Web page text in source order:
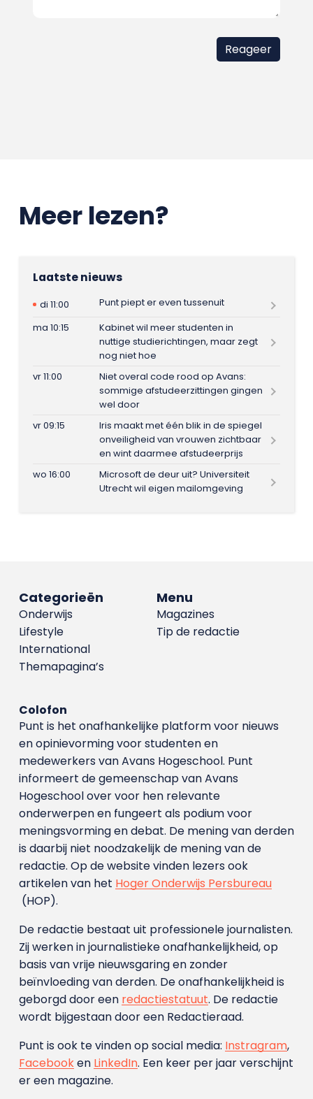
Meer lezen?
Laatste nieuws
di 11:00
Punt piept er even tussenuit
ma 10:15
Kabinet wil meer studenten in
nuttige studierichtingen, maar zegt
nog niet hoe
vr 11:00
Niet overal code rood op Avans:
sommige afstudeerzittingen gingen
wel door
vr 09:15
Iris maakt met één blik in de spiegel
onveiligheid van vrouwen zichtbaar
en wint daarmee afstudeerprijs
wo 16:00
Microsoft de deur uit? Universiteit
Utrecht wil eigen mailomgeving
Menu
Magazines
Tip de redactie
Categorieën
Onderwijs
Lifestyle
International
Themapagina’s
Colofon
Punt is het onafhankelijke platform voor nieuws
en opinievorming voor studenten en
medewerkers van Avans Hoge­school. Punt
informeert de gemeenschap van Avans
Hogeschool over voor hen relevante
onderwerpen en fungeert als podium voor
meningsvorming en debat. De mening van derden
is daarbij niet noodzakelijk de mening van de
redactie. Op de website vinden lezers ook
artikelen van het Hoger Onderwijs Persbureau
(HOP).
De redactie bestaat uit professionele journalisten.
Zij werken in journalistieke onafhankelijkheid, op
basis van vrije nieuwsgaring en zonder
beïnvloeding van derden. De onafhankelijkheid is
geborgd door een redactiestatuut. De redactie
wordt bijgestaan door een Redactieraad.
Punt is ook te vinden op social media: Instragram,
Facebooken LinkedIn. Een keer per jaar verschijnt
er een magazine.